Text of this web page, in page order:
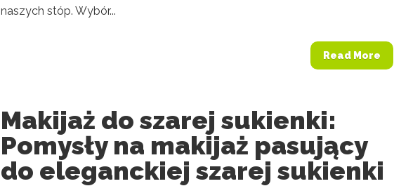
naszych stóp. Wybór...
Read More
Makijaż do szarej sukienki:
Pomysły na makijaż pasujący
do eleganckiej szarej sukienki